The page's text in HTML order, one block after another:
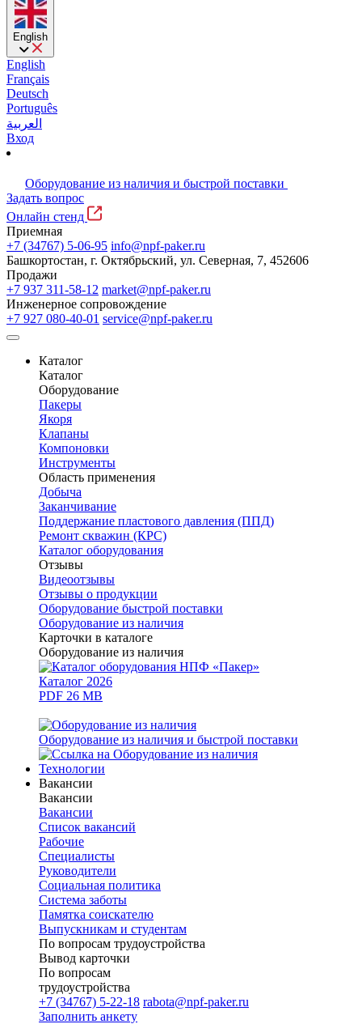
English
English
Français
Deutsch
Português
العربية
Вход
Оборудование из наличия и быстрой поставки
Задать вопрос
Онлайн стенд
Приемная
+7 (34767) 5-06-95 info@npf-paker.ru
Башкортостан, г. Октябрьский, ул. Северная, 7, 452606
Продажи
+7 937 311-58-12 market@npf-paker.ru
Инженерное сопровождение
+7 927 080-40-01 service@npf-paker.ru
Каталог
Каталог
Оборудование
Пакеры
Якоря
Клапаны
Компоновки
Инструменты
Область применения
Добыча
Заканчивание
Поддержание пластового давления (ППД)
Ремонт скважин (КРС)
Каталог оборудования
Отзывы
Видеоотзывы
Отзывы о продукции
Оборудование быстрой поставки
Оборудование из наличия
Карточки в каталоге
Оборудование из наличия
Каталог 2026
PDF 26 MB
Оборудование из наличия и быстрой поставки
Технологии
Вакансии
Вакансии
Вакансии
Список вакансий
Рабочие
Специалисты
Руководители
Cоциальная политика
Система заботы
Памятка соискателю
Выпускникам и студентам
По вопросам трудоустройства
Вывод карточки
По вопросам
трудоустройства
+7 (34767) 5-22-18 rabota@npf-paker.ru
Заполнить анкету